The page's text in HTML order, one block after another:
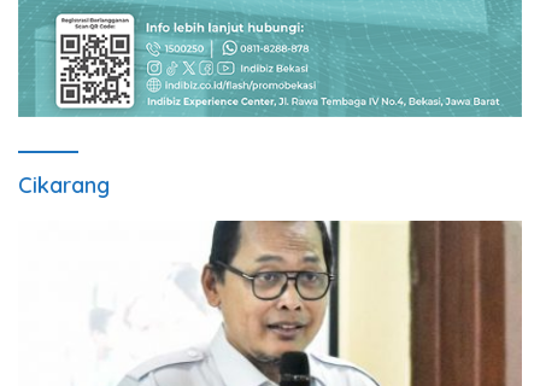
Cikarang